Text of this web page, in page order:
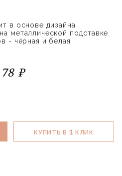
в основе дизайна.
металлической подставке.
- чёрная и белая.
₽
КУПИТЬ В 1 КЛИК